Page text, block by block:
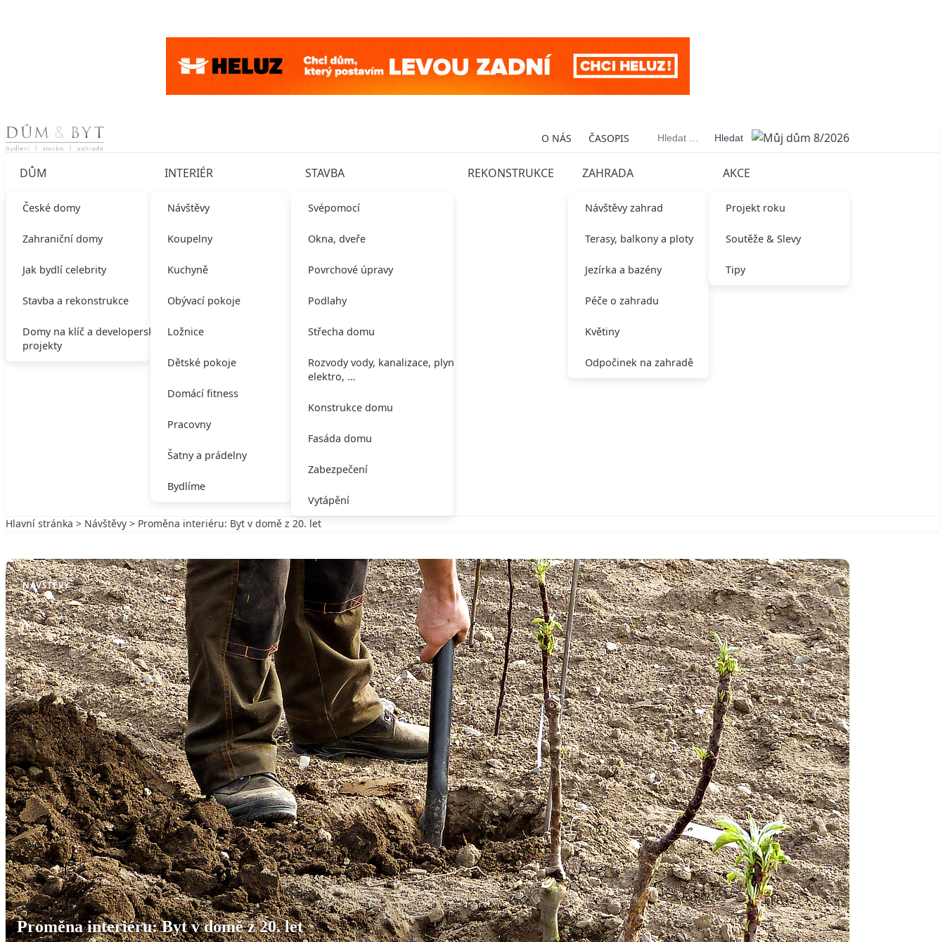
Skip to content O NÁS ČASOPIS Vyhledávání
DŮM
České domy
Zahraniční domy
Jak bydlí celebrity
Stavba a rekonstrukce
Domy na klíč a developerské
projekty
INTERIÉR
Návštěvy
Koupelny
Kuchyně
Obývací pokoje
Ložnice
Dětské pokoje
Domácí fitness
Pracovny
Šatny a prádelny
Bydlíme
STAVBA
Svépomocí
Okna, dveře
Povrchové úpravy
Podlahy
Střecha domu
Rozvody vody, kanalizace, plynu,
elektro, …
Konstrukce domu
Fasáda domu
Zabezpečení
Vytápění
REKONSTRUKCE ZAHRADA
Návštěvy zahrad
Terasy, balkony a ploty
Jezírka a bazény
Péče o zahradu
Květiny
Odpočinek na zahradě
AKCE
Projekt roku
Soutěže & Slevy
Tipy
Hlavní stránka > Návštěvy > Proměna interiéru: Byt v domě z 20. let
NÁVŠTĚVY
Proměna interiéru: Byt v domě z 20. let